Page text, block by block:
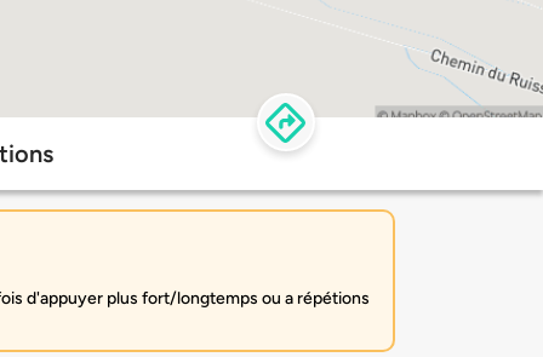
d'appuyer plus fort/longtemps ou a répétions